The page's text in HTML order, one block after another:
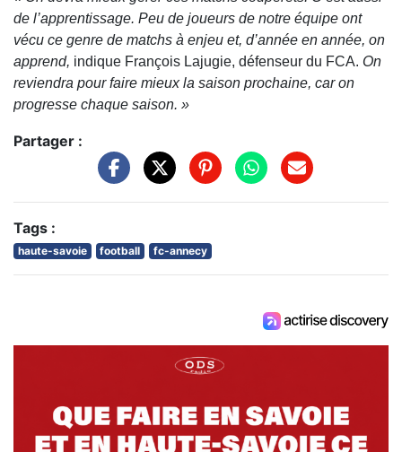
de l’apprentissage. Peu de joueurs de notre équipe ont
vécu ce genre de matchs à enjeu et, d’année en année, on
apprend, indique François Lajugie, défenseur du FCA. On
reviendra pour faire mieux la saison prochaine, car on
progresse chaque saison. »
Partager :
Tags :
haute-savoie football fc-annecy